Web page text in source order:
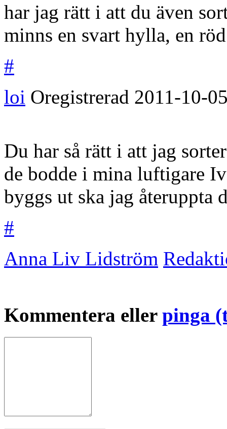
har jag rätt i att du även
minns en svart hylla, en
#
loi Oregistrerad 2011-10-
Du har så rätt i att jag
de bodde i mina luftigare
byggs ut ska jag återuppta
#
Anna Liv Lidström
Kommentera eller pinga